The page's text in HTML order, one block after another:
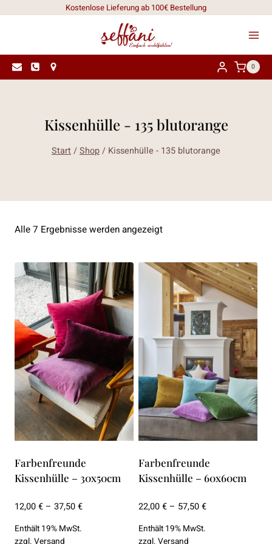
Kostenlose Lieferung ab 100€ Bestellung
0
Kissenhülle - 135 blutorange
Start/Shop/ Kissenhülle - 135 blutorange
Alle 7 Ergebnisse werden angezeigtNach
sortiert
Farbenfreunde
Kissenhülle – 30x50cm
12,00€– 37,50€Preisspanne:
Enthält 19% MwSt.
zzgl. Versand
Farbenfreunde
Kissenhülle – 60x60cm
22,00€– 57,50€Preisspanne:
Enthält 19% MwSt.
zzgl. Versand